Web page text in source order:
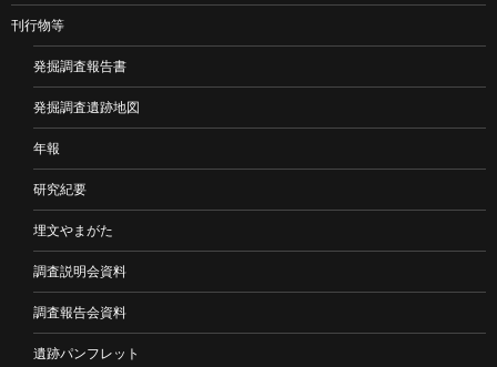
刊行物等
発掘調査報告書
発掘調査遺跡地図
年報
研究紀要
埋文やまがた
調査説明会資料
調査報告会資料
遺跡パンフレット